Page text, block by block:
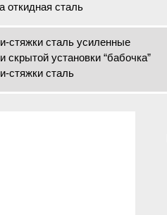
откидная сталь
стяжки сталь усиленные
скрытой установки “бабочка”
стяжки сталь